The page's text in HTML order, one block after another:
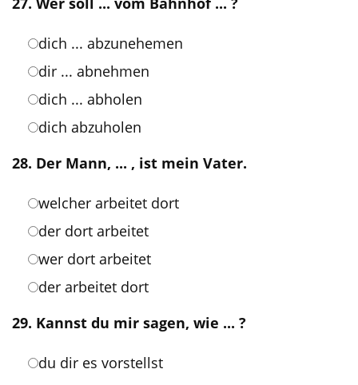
dich ... abzunehemen
dir ... abnehmen
dich ... abholen
dich abzuholen
28. Der Mann, ... , ist mein Vater.
welcher arbeitet dort
der dort arbeitet
wer dort arbeitet
der arbeitet dort
29. Kannst du mir sagen, wie ... ?
du dir es vorstellst